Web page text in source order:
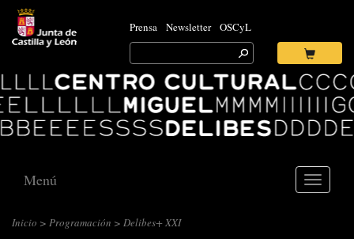
Prensa Newsletter OSCyL
Search
for:
Ok
Centro
Cultural
Miguel
Delibes
Toggle
Menú
CENTRO
Inicio > Programación > Delibes+ XXI